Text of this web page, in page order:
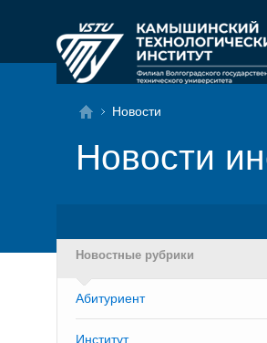
Новости
Новости
Новостные рубрики
Абитуриент
Институт